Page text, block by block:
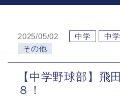
2025/05/02 中学 中
その他
【中学野球部】
８！